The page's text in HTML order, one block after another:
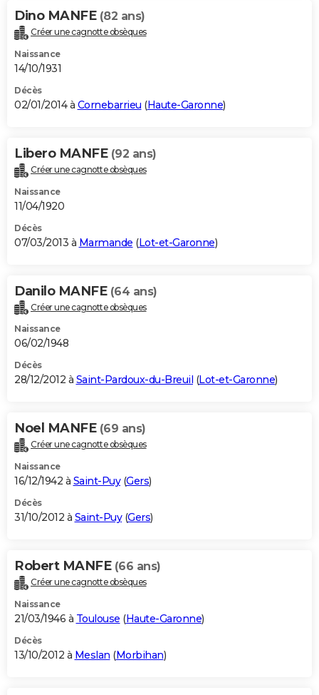
Dino MANFE (82 ans)
Créer une cagnotte obsèques
Naissance
14/10/1931
Décès
02/01/2014 à Cornebarrieu (Haute-Garonne)
Libero MANFE (92 ans)
Créer une cagnotte obsèques
Naissance
11/04/1920
Décès
07/03/2013 à Marmande (Lot-et-Garonne)
Danilo MANFE (64 ans)
Créer une cagnotte obsèques
Naissance
06/02/1948
Décès
28/12/2012 à Saint-Pardoux-du-Breuil (Lot-et-Garonne)
Noel MANFE (69 ans)
Créer une cagnotte obsèques
Naissance
16/12/1942 à Saint-Puy(Gers)
Décès
31/10/2012 à Saint-Puy(Gers)
Robert MANFE (66 ans)
Créer une cagnotte obsèques
Naissance
21/03/1946 à Toulouse (Haute-Garonne)
Décès
13/10/2012 à Meslan (Morbihan)